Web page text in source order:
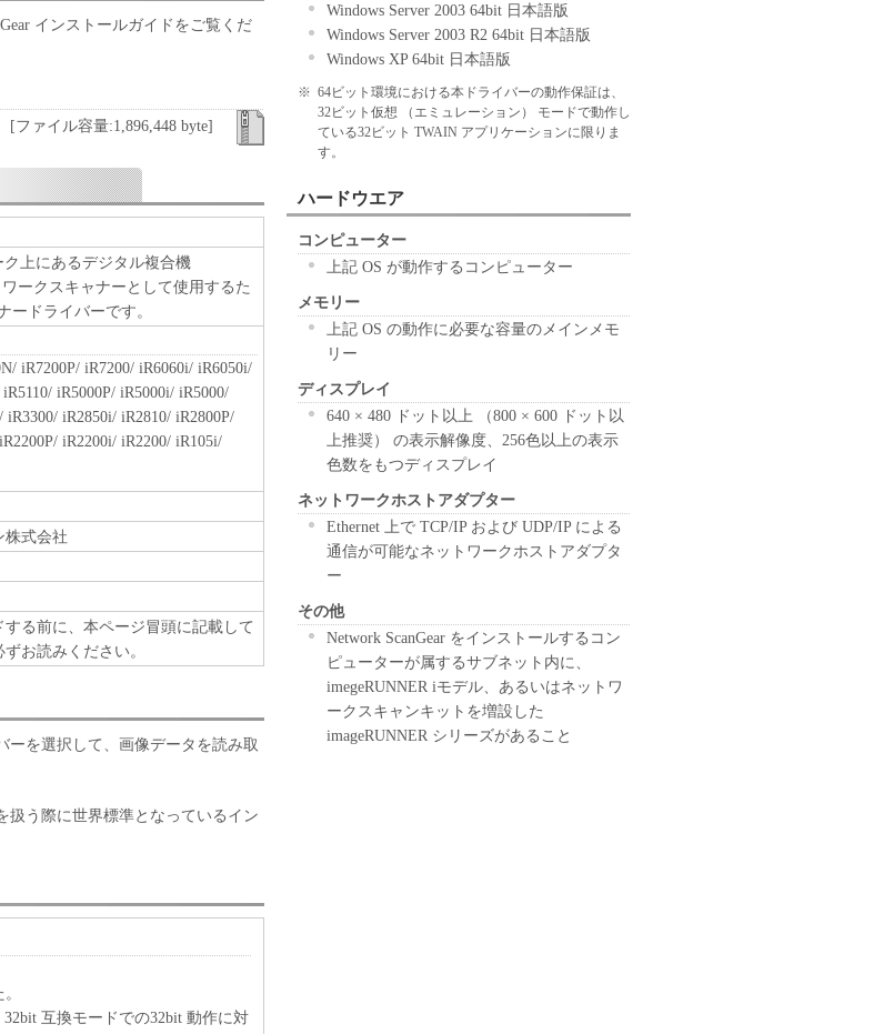
インストールガイドをご覧くだ
[ファイル容量:1,896,448 byte]
ク上にあるデジタル複合機
ークスキャナーとして使用するた
ードライバーです。
iR7200P/ iR7200/ iR6060i/ iR6050i/
iR5000P/ iR5000i/ iR5000/
iR2850i/ iR2810/ iR2800P/
iR2200i/ iR2200/ iR105i/
株式会社
る前に、本ページ冒頭に記載して
お読みください。
ーを選択して、画像データを読み取
扱う際に世界標準となっているイン
互換モードでの32bit 動作に対
Windows Server 2003 64bit 日本語版
Windows Server 2003 R2 64bit 日本語版
Windows XP 64bit 日本語版
※ 64ビット環境における本ドライバーの動作保証は、
32ビット仮想 （エミュレーション） モードで動作し
ている32ビット TWAIN アプリケーションに限りま
す。
ハードウエア
コンピューター
上記 OS が動作するコンピューター
メモリー
上記 OS の動作に必要な容量のメインメモ
リー
ディスプレイ
640 × 480 ドット以上 （800 × 600 ドット以
上推奨） の表示解像度、256色以上の表示
色数をもつディスプレイ
ネットワークホストアダプター
Ethernet 上で TCP/IP および UDP/IP による
通信が可能なネットワークホストアダプタ
ー
その他
Network ScanGear をインストールするコン
ピューターが属するサブネット内に、
imegeRUNNER iモデル、あるいはネットワ
ークスキャンキットを増設した
imageRUNNER シリーズがあること